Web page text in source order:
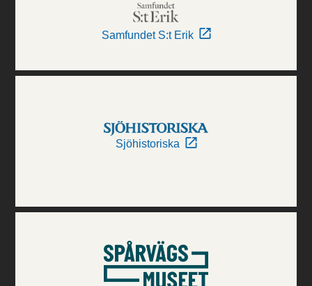
Samfundet S:t Erik
Sjöhistoriska